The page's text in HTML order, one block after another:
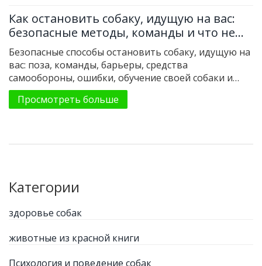
Как остановить собаку, идущую на вас:
безопасные методы, команды и что не
делать
Безопасные способы остановить собаку, идущую на
вас: поза, команды, барьеры, средства
самообороны, ошибки, обучение своей собаки и
действия после инцидента.
Просмотреть больше
Категории
здоровье собак
животные из красной книги
Психология и поведение собак